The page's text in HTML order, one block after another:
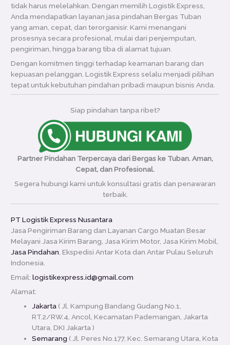
tidak harus melelahkan. Dengan memilih Logistik Express,
Anda mendapatkan layanan jasa pindahan Bergas Tuban
yang aman, cepat, dan terorganisir. Kami menangani
prosesnya secara profesional, mulai dari penjemputan,
pengiriman, hingga barang tiba di alamat tujuan.
Dengan komitmen tinggi terhadap keamanan barang dan
kepuasan pelanggan, Logistik Express selalu menjadi pilihan
tepat untuk kebutuhan pindahan pribadi maupun bisnis Anda.
Siap pindahan tanpa ribet?
Partner Pindahan Terpercaya dari Bergas ke Tuban. Aman,
Cepat, dan Profesional.
Segera hubungi kami untuk konsultasi gratis dan penawaran
terbaik.
PT Logistik Express Nusantara
Jasa Pengiriman Barang dan Layanan Cargo Muatan Besar
Melayani Jasa Kirim Barang, Jasa Kirim Motor, Jasa Kirim Mobil,
Jasa Pindahan, Ekspedisi Antar Kota dan Antar Pulau Seluruh
Indonesia.
Email:logistikexpress.id@gmail.com
Alamat:
Jakarta ( Jl. Kampung Bandang Gudang No.1,
RT.2/RW.4, Ancol, Kecamatan Pademangan, Jakarta
Utara, DKI Jakarta )
Semarang ( Jl. Peres No.177, Kec. Semarang Utara, Kota